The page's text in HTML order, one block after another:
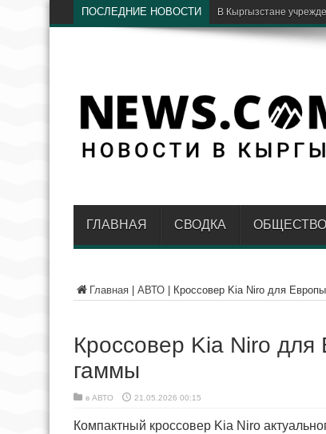
ПОСЛЕДНИЕ НОВОСТИ Кыргызстан и Россия
ГЛАВНАЯ СВОДКА ОБЩЕСТВО
Главная АВТО Кроссовер Kia Niro для
Кроссовер Kia Niro
гаммы
в АВТО 21.05.2026 00:15
Компактный кроссовер Kia Niro